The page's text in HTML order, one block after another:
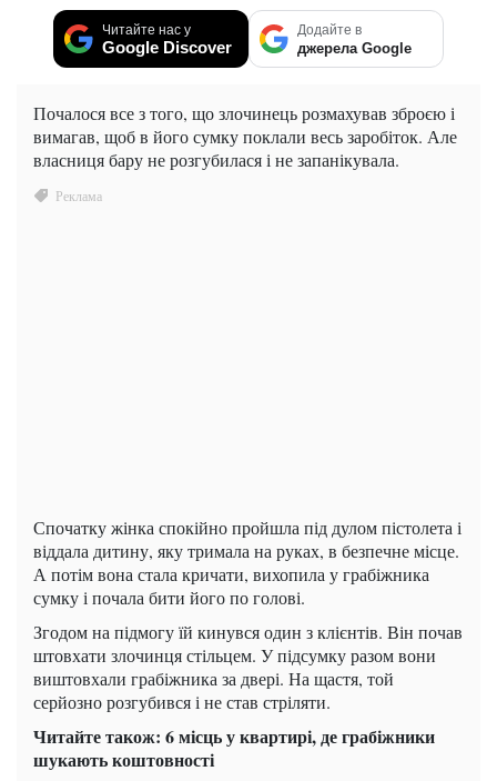
Читайте нас у
Google Discover
Додайте в
джерела Google
Почалося все з того, що злочинець розмахував зброєю і
вимагав, щоб в його сумку поклали весь заробіток. Але
власниця бару не розгубилася і не запанікувала.
Спочатку жінка спокійно пройшла під дулом пістолета і
віддала дитину, яку тримала на руках, в безпечне місце.
А потім вона стала кричати, вихопила у грабіжника
сумку і почала бити його по голові.
Згодом на підмогу їй кинувся один з клієнтів. Він почав
штовхати злочинця стільцем. У підсумку разом вони
виштовхали грабіжника за двері. На щастя, той
серйозно розгубився і не став стріляти.
Читайте також: 6 місць у квартирі, де грабіжники
шукають коштовності